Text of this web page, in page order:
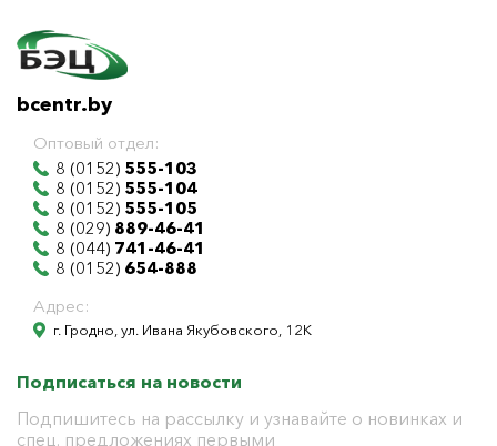
bcentr.by
Оптовый отдел:
8 (0152) 555-103
8 (0152) 555-104
8 (0152) 555-105
8 (029) 889-46-41
8 (044) 741-46-41
8 (0152) 654-888
Адрес:
г. Гродно, ул. Ивана Якубовского, 12К
Подписаться на новости
Подпишитесь на рассылку и узнавайте о новинках и
спец. предложениях первыми